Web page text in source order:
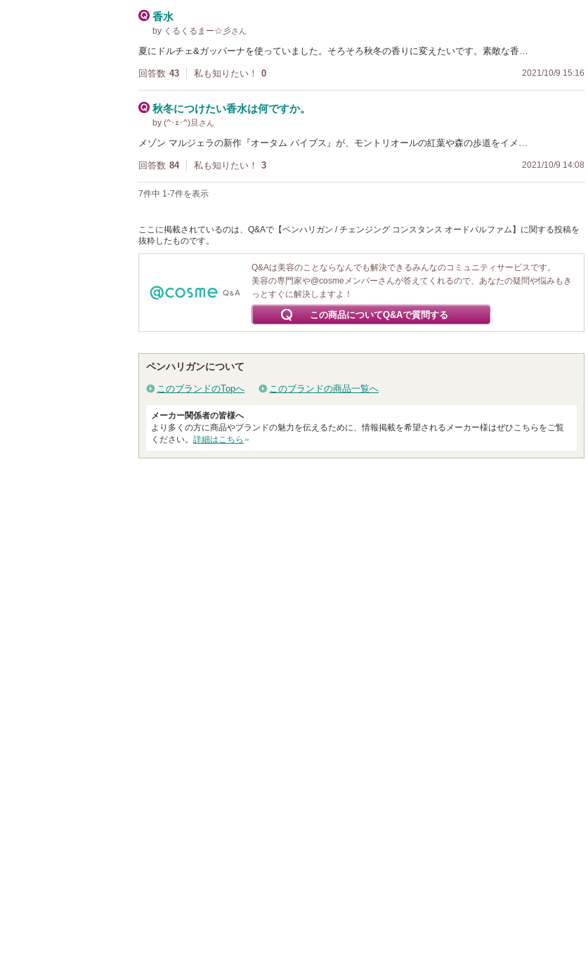
香水
by くるくるまー☆彡さん
夏にドルチェ&ガッパーナを使っていました。そろそろ秋冬の香りに変えたいです。素敵な香…
回答数 43 私も知りたい！ 0 2021/10/9 15:16
秋冬につけたい香水は何ですか。
by (^･ｪ･^)旦さん
メゾン マルジェラの新作『オータム バイブス』が、モントリオールの紅葉や森の歩道をイメ…
回答数 84 私も知りたい！ 3 2021/10/9 14:08
7件中 1-7件を表示
ここに掲載されているのは、Q&Aで【ペンハリガン / チェンジング コンスタンス オードパルファム】に関する投稿を
抜粋したものです。
Q&Aは美容のことならなんでも解決できるみんなのコミュニティサービスです。
美容の専門家や@cosmeメンバーさんが答えてくれるので、あなたの疑問や悩みもき
っとすぐに解決しますよ！
この商品についてQ&Aで質問する
ペンハリガンについて
このブランドのTopへ このブランドの商品一覧へ
メーカー関係者の皆様へ
より多くの方に商品やブランドの魅力を伝えるために、情報掲載を希望されるメーカー様はぜひこちらをご覧
ください。 詳細はこちら